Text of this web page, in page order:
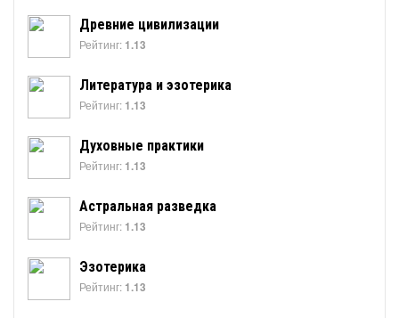
Древние цивилизации
Рейтинг: 1.13
Литература и эзотерика
Рейтинг: 1.13
Духовные практики
Рейтинг: 1.13
Астральная разведка
Рейтинг: 1.13
Эзотерика
Рейтинг: 1.13